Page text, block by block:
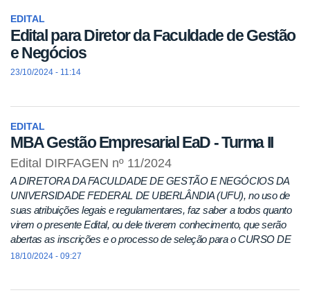
EDITAL
Edital para Diretor da Faculdade de Gestão
e Negócios
23/10/2024 - 11:14
EDITAL
MBA Gestão Empresarial EaD - Turma II
Edital DIRFAGEN nº 11/2024
A DIRETORA DA FACULDADE DE GESTÃO E NEGÓCIOS DA
UNIVERSIDADE FEDERAL DE UBERLÂNDIA (UFU), no uso de
suas atribuições legais e regulamentares, faz saber a todos quanto
virem o presente Edital, ou dele tiverem conhecimento, que serão
abertas as inscrições e o processo de seleção para o CURSO DE
18/10/2024 - 09:27